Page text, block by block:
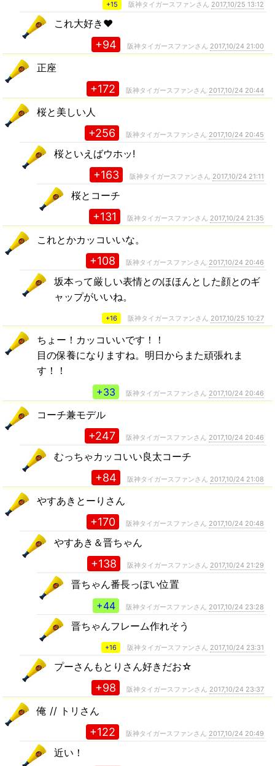
+15 阪神タイガースファンさん 2017,10/25 13:12
これ大好き❤
+94 阪神タイガースファンさん 2017,10/24 21:00
正座
+172 阪神タイガースファンさん 2017,10/24 20:44
桜と美しい人
+256 阪神タイガースファンさん 2017,10/24 20:45
桜といえばウホッ!
+163 阪神タイガースファンさん 2017,10/24 21:11
桜とコーチ
+131 阪神タイガースファンさん 2017,10/24 21:35
これとかカッコいいな。
+108 阪神タイガースファンさん 2017,10/24 20:46
坂本って厳しい表情とのほほんとした顔とのギ
ャップがいいね。
+16 阪神タイガースファンさん 2017,10/25 10:27
ちょー！カッコいいです！！
目の保養になりますね。明日からまた頑張れま
す！！
+33
阪神タイガースファンさん 2017,10/24 20:46
コーチ兼モデル
+247 阪神タイガースファンさん 2017,10/24 20:46
むっちゃカッコいい良太コーチ
+84 阪神タイガースファンさん 2017,10/24 21:08
やすあきとーりさん
+170 阪神タイガースファンさん 2017,10/24 20:48
やすあき＆晋ちゃん
+138 阪神タイガースファンさん 2017,10/24 21:29
晋ちゃん番長っぽい位置
+44
阪神タイガースファンさん 2017,10/24 23:28
晋ちゃんフレーム作れそう
+16 阪神タイガースファンさん 2017,10/24 23:31
プーさんもとりさん好きだお☆
+98 阪神タイガースファンさん 2017,10/24 23:37
俺 // トリさん
+122 阪神タイガースファンさん 2017,10/24 20:49
近い！